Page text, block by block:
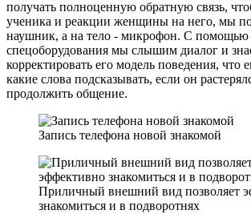
получать полноценную обратную связь,
ученика и реакции женщины на него, мы
наушник, а на тело - микрофон. С помощью
спецоборудования мы слышим диалог и
корректировать его модель поведения, что
какие слова подсказывать, если он
продолжить общение.
Запись телефона новой знакомой
Приличный внешний вид позволяет
знакомиться и в подворотнях